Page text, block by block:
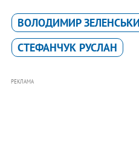
ВОЛОДИМИР
СТЕФАНЧУК РУСЛАН
РЕКЛАМА